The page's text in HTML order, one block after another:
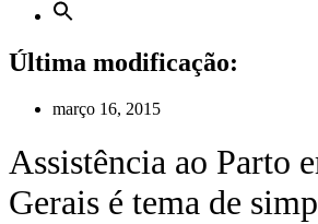
Última modificação:
março 16, 2015
Assistência ao Parto
Gerais é tema de